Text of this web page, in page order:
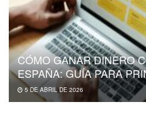
CÓMO GANAR DINERO
ESPAÑA: GUÍA PARA
5 DE ABRIL DE 2026